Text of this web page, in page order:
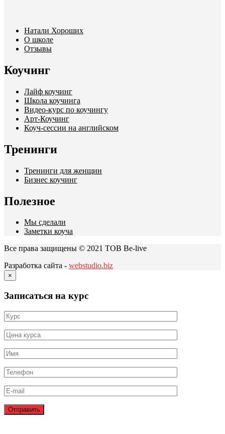
Натали Хороших
О школе
Отзывы
Коучинг
Лайф коучинг
Школа коучинга
Видео-курс по коучингу
Арт-Коучинг
Коуч-сессии на английском
Тренинги
Тренинги для женщин
Бизнес коучинг
Полезное
Мы сделали
Заметки коуча
Все права защищены © 2021 ТОВ Be-live
Разработка сайта - webstudio.biz
×
Записаться на курс